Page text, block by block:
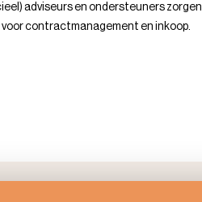
adviseurs en ondersteuners zorgen
voor contractmanagement en inkoop.